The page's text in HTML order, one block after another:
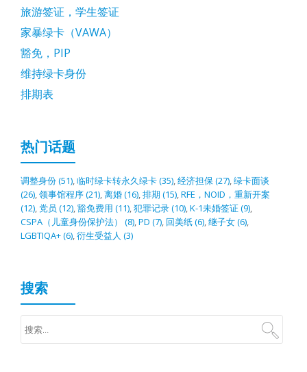
旅游签证，学生签证
家暴绿卡（VAWA）
豁免，PIP
维持绿卡身份
排期表
热门话题
调整身份(51),临时绿卡转永久绿卡(35),经济担保(27),绿卡面谈
(26),领事馆程序(21),离婚(16),排期 (15),RFE，NOID，重新开案
(12), 党员 (12),豁免费用 (11),犯罪记录(10),K-1未婚签证(9),
CSPA（儿童身份保护法）
(8),PD (7), 回美纸(6),继子女(6),
LGBTIQA+(6),衍生受益人 (3)
搜索